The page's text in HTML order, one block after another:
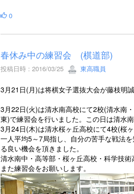
0
春休み中の練習会 (棋道部)
投稿日時 : 2016/03/25 東高職員
3月21日(月)は将棋女子選抜大会が藤枝明
3月22日(火)は清水南高校にて2校(清水南
東)で練習会を行いました。この日は清水
3月24日(木)は清水桜ヶ丘高校にて4校(桜
一人平均5～7局指し、自分の苦手な戦法
る良い機会を頂きました。
清水南中・高等部・桜ヶ丘高校・科学技術
また練習会をお願いします。